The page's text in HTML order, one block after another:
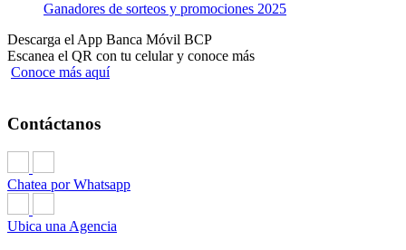
Ganadores de sorteos y promociones 2025
Descarga el App Banca Móvil BCP
Escanea el QR con tu celular y conoce más
Conoce más aquí
Contáctanos
Chatea por Whatsapp
Ubica una Agencia